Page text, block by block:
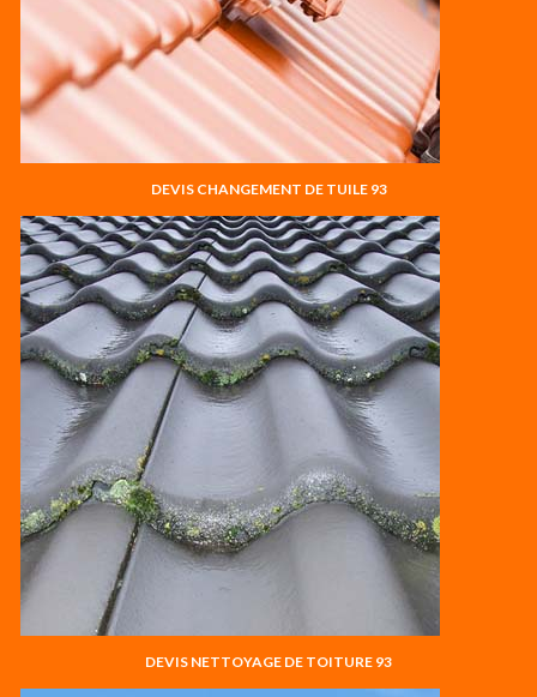
DEVIS CHANGEMENT DE TUILE 93
DEVIS NETTOYAGE DE TOITURE 93